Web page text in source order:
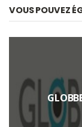
VOUS POUVEZ